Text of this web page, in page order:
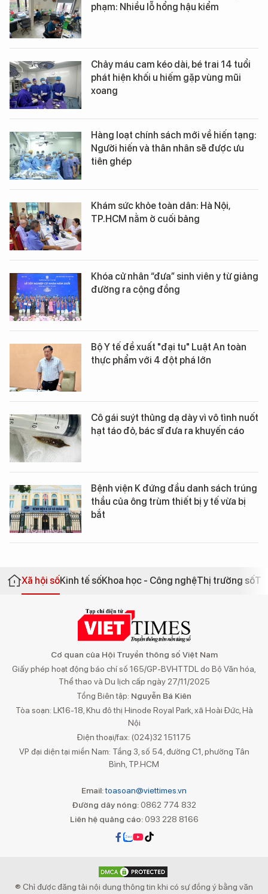
phạm: Nhiều lỗ hổng hậu kiểm
Chảy máu cam kéo dài, bé trai 14 tuổi
phát hiện khối u hiếm gặp vùng mũi
xoang
Hàng loạt chính sách mới về hiến tạng:
Người hiến và thân nhân sẽ được ưu
tiên ghép
Khám sức khỏe toàn dân: Hà Nội,
TP.HCM nằm ở cuối bảng
Khóa cử nhân “đưa” sinh viên y từ giảng
đường ra cộng đồng
Bộ Y tế đề xuất "đại tu" Luật An toàn
thực phẩm với 4 đột phá lớn
Cô gái suýt thủng dạ dày vì vô tình nuốt
hạt táo đỏ, bác sĩ đưa ra khuyến cáo
Bệnh viện K đứng đầu danh sách trúng
thầu của ông trùm thiết bị y tế vừa bị
bắt
Xã hội sốKinh tế sốKhoa học - Công nghệThị trường số
Cơ quan của Hội Truyền thông số Việt Nam
Giấy phép hoạt động báo chí số 165/GP-BVHTTDL do Bộ Văn hóa,
Thể thao và Du lịch cấp ngày 27/11/2025
Tổng Biên tập: Nguyễn Bá Kiên
Tòa soạn: LK16-18, Khu đô thị Hinode Royal Park, xã Hoài Đức, Hà
Nội
Điện thoại/fax: (024)32 151175
VP đại diện tại miền Nam: Tầng 3, số 54, đường C1, phường Tân
Bình, TP.HCM
Email:toasoan@viettimes.vn
Đường dây nóng: 0862 774 832
Liên hệ quảng cáo:093 228 8166
® Chỉ được đăng tải nội dung thông tin khi có sự đồng ý bằng văn